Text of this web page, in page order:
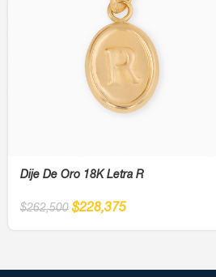
Dije De Oro 18K Letra R
$262,500 $228,375